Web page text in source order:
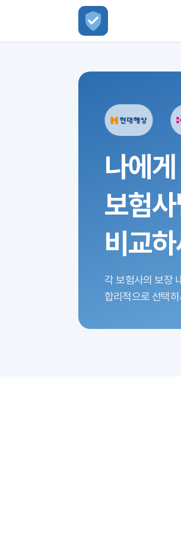
나에
보험사
비교
각 보험사의 보장
합리적으로 선택하